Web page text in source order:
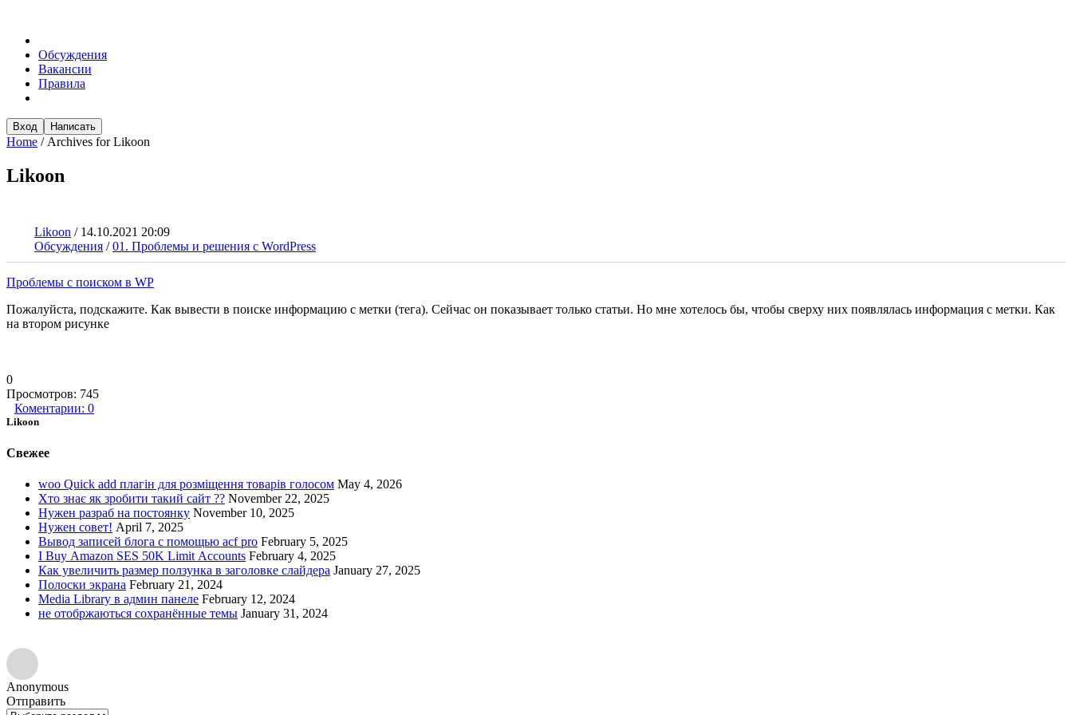
Обсуждения
Вакансии
Правила
Вход Написать
Home / Archives for Likoon
Likoon
Likoon / 14.10.2021 20:09
Обсуждения /01. Проблемы и решения с WordPress
Проблемы с поиском в WP
Пожалуйста, подскажите. Как вывести в поиске информацию с метки (тега). Сейчас он показывает только статьи. Но мне хотелось бы, чтобы сверху них появлялась информация с метки. Как
на втором рисунке
0
Просмотров: 745
Коментарии: 0
Likoon
Свежее
woo Quick add плагін для розміщення товарів голосом May 4, 2026
Хто знає як зробити такий сайт ?? November 22, 2025
Нужен разраб на постоянку November 10, 2025
Нужен совет! April 7, 2025
Вывод записей блога с помощью acf pro February 5, 2025
I Buy Amazon SES 50K Limit Accounts February 4, 2025
Как увеличить размер ползунка в заголовке слайдера January 27, 2025
Полоски экрана February 21, 2024
Media Library в админ панеле February 12, 2024
не отобржаються сохранённые темы January 31, 2024
Anonymous
Отправить